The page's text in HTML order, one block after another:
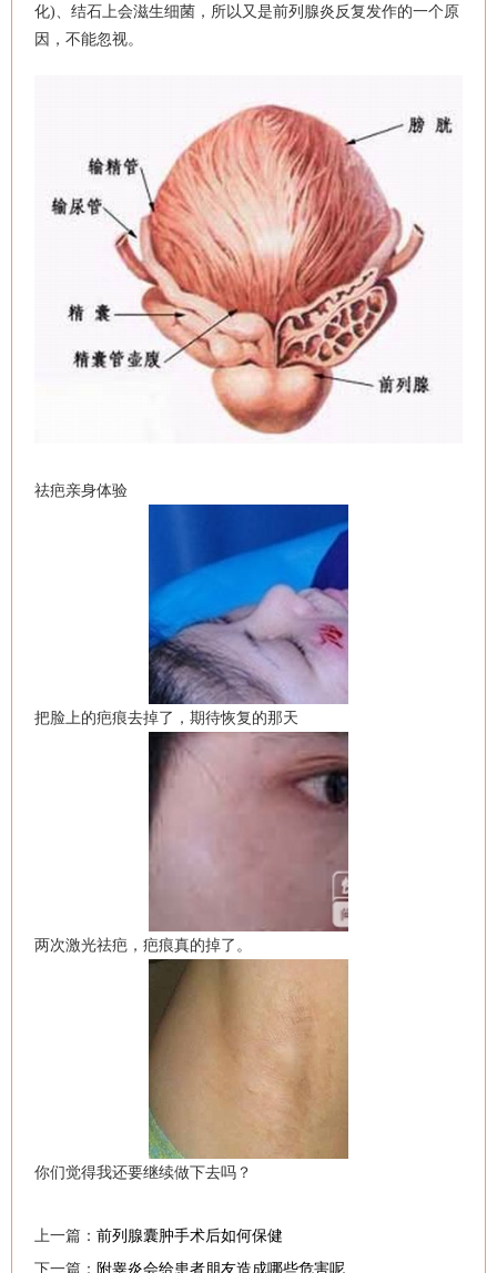
化)、结石上会滋生细菌，所以又是前列腺炎反复发作的一个原
因，不能忽视。
祛疤亲身体验
把脸上的疤痕去掉了，期待恢复的那天
两次激光祛疤，疤痕真的掉了。
你们觉得我还要继续做下去吗？
上一篇： 前列腺囊肿手术后如何保健
下一篇： 附睾炎会给患者朋友造成哪些危害呢